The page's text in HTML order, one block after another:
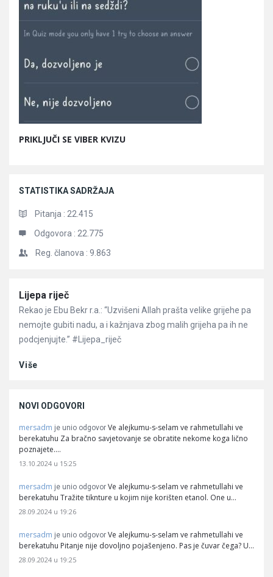
PRIKLJUČI SE VIBER KVIZU
STATISTIKA SADRŽAJA
Pitanja : 22.415
Odgovora : 22.775
Reg. članova : 9.863
Članci
Lijepa riječ
Rekao je Ebu Bekr r.a.: “Uzvišeni Allah prašta velike grijehe pa
nemojte gubiti nadu, a i kažnjava zbog malih grijeha pa ih ne
podcjenjujte.” #Lijepa_riječ
Više
NOVI ODGOVORI
mersadm je unio odgovor Ve alejkumu-s-selam ve rahmetullahi ve
berekatuhu Za bračno savjetovanje se obratite nekome koga lično
poznajete.…
13.10.2024 u 15:25
mersadm je unio odgovor Ve alejkumu-s-selam ve rahmetullahi ve
berekatuhu Tražite tiknture u kojim nije korišten etanol. One u…
28.09.2024 u 19:26
mersadm je unio odgovor Ve alejkumu-s-selam ve rahmetullahi ve
berekatuhu Pitanje nije dovoljno pojašenjeno. Pas je čuvar čega? U…
28.09.2024 u 19:25